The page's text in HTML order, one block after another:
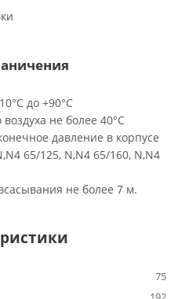
до +90°C
не более 40°C
давление в корпусе
65/125, N,N4 65/160, N,N4
не более 7 м.
75